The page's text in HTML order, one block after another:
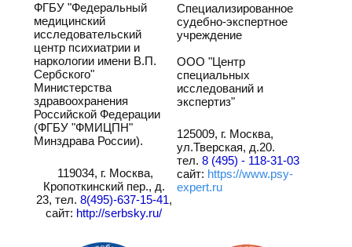
ФГБУ "Федеральный
медицинский
исследовательский
центр психиатрии и
наркологии имени В.П.
Сербского"
Министерства
здравоохранения
Российской Федерации
(ФГБУ "ФМИЦПН"
Минздрава России).
119034, г. Москва,
Кропоткинский пер., д.
23, тел. 8(495)-637-15-41,
сайт: http://serbsky.ru/
Специализированное
судебно-экспертное
учреждение
ООО ​"Центр
специальных
исследований и
экспертиз"
125009, г. Москва,
ул.Тверская, д.20.
тел. 8 (495) - 118-31-03
сайт: https://www.psy-
expert.ru